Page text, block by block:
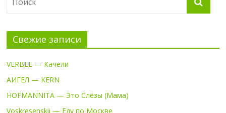
Свежие записи
VERBEE — Качели
АИГЕЛ — KERN
HOFMANNITA — Это Слёзы (Мама)
Voskresenskii — Еду по Москве